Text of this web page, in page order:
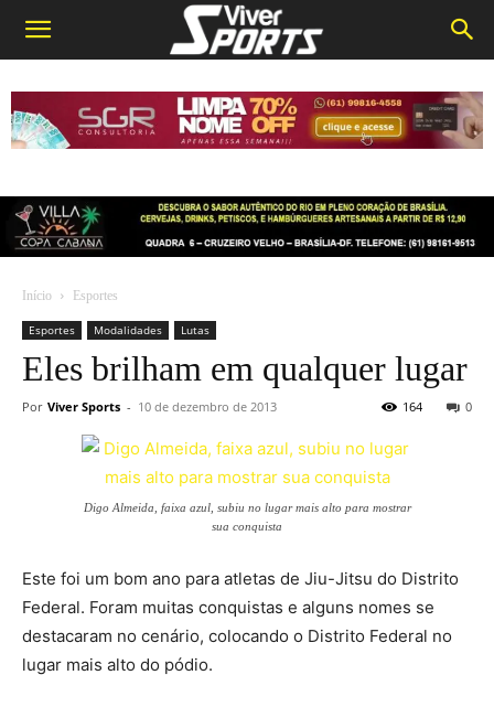
Início Esportes
Esportes Modalidades Lutas
Eles brilham em qualquer lugar
Por Viver Sports - 10 de dezembro de 2013 0
164
Digo Almeida, faixa azul, subiu no lugar mais alto para mostrar
sua conquista
Este foi um bom ano para atletas de Jiu-Jitsu do Distrito
Federal. Foram muitas conquistas e alguns nomes se
destacaram no cenário, colocando o Distrito Federal no
lugar mais alto do pódio.